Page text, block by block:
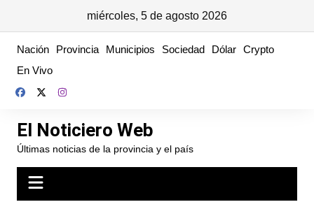
miércoles, 5 de agosto 2026
content
Nación Provincia Municipios Sociedad Dólar Crypto
En Vivo
El Noticiero Web
Últimas noticias de la provincia y el país